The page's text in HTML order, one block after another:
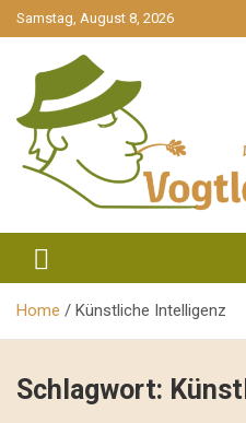
gehe
zum
Samstag, August 8, 2026
Home Künstliche Intelligenz
Schlagwort: